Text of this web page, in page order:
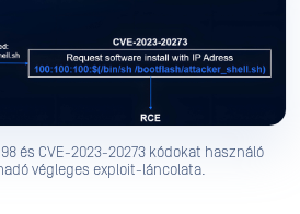
és CVE-2023-20273 kódokat használó
végleges exploit-láncolata.